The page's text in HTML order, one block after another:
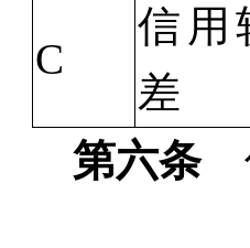
C
信用
差
第六条